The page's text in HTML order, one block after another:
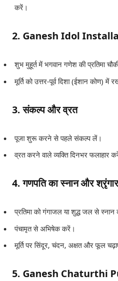
करें।
2. Ganesh Idol
शुभ मुहूर्त में भगवान गणेश की प्रतिमा
मूर्ति को उत्तर-पूर्व दिशा (ईशान कोण) में
3. संकल्प और व्रत
पूजा शुरू करने से पहले संकल्प लें।
व्रत करने वाले व्यक्ति दिनभर फलाहार
4. गणपति का स्नान और श्रृंगार
प्रतिमा को गंगाजल या शुद्ध जल से स्नान
पंचामृत से अभिषेक करें।
मूर्ति पर सिंदूर, चंदन, अक्षत और फूल
5. Ganesh Chaturthi